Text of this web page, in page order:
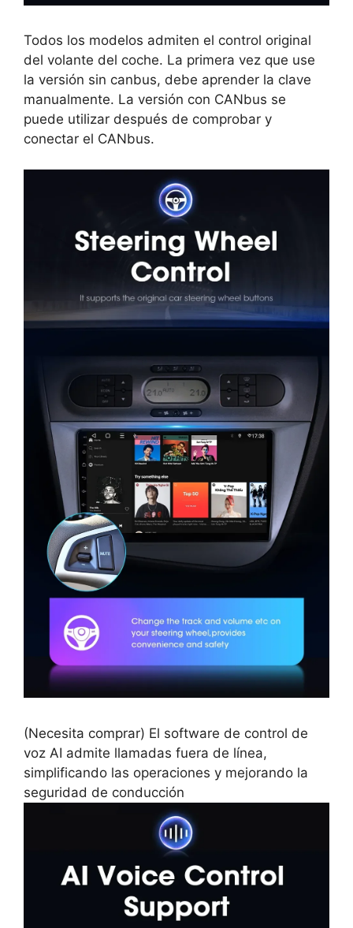
Todos los modelos admiten el control original
del volante del coche. La primera vez que use
la versión sin canbus, debe aprender la clave
manualmente. La versión con CANbus se
puede utilizar después de comprobar y
conectar el CANbus.
(Necesita comprar) El software de control de
voz AI admite llamadas fuera de línea,
simplificando las operaciones y mejorando la
seguridad de conducción